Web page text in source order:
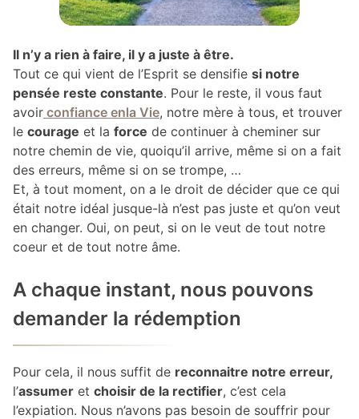
Il n’y a rien à faire, il y a juste à être.
Tout ce qui vient de l’Esprit se densifie si notre
pensée reste constante. Pour le reste, il vous faut
avoir confiance enla Vie, notre mère à tous, et trouver
le courage et la force de continuer à cheminer sur
notre chemin de vie, quoiqu’il arrive, même si on a fait
des erreurs, même si on se trompe, …
Et, à tout moment, on a le droit de décider que ce qui
était notre idéal jusque-là n’est pas juste et qu’on veut
en changer. Oui, on peut, si on le veut de tout notre
coeur et de tout notre âme.
A chaque instant, nous pouvons
demander la rédemption
Pour cela, il nous suffit de reconnaitre notre erreur,
l’assumer et choisir de la rectifier, c’est cela
l’expiation. Nous n’avons pas besoin de souffrir pour